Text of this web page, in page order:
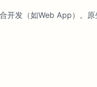
开发（如Web App）。原